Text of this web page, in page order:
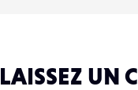
LAISSEZ UN